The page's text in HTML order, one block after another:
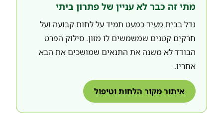
מתי זה כבר לא עניין של פתרון ביתי
נדל בבית מעיד כמעט תמיד על לחות קבועה ועל
חרקים קטנים שמשמשים לו מזון. סילוק הפרט
הבודד לא משנה את התנאים שמושכים את הבא
אחריו.
איתור מקור הלחות וטיפול